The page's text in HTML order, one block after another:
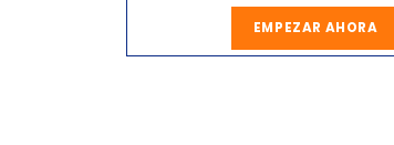
EMPEZAR AHORA